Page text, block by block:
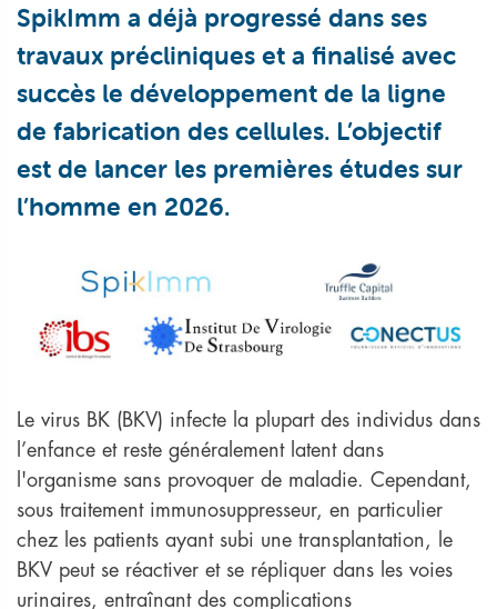
SpikImm a déjà progressé dans ses
travaux précliniques et a finalisé avec
succès le développement de la ligne
de fabrication des cellules. L’objectif
est de lancer les premières études sur
l’homme en 2026.
Le virus BK (BKV) infecte la plupart des individus dans
l’enfance et reste généralement latent dans
l'organisme sans provoquer de maladie. Cependant,
sous traitement immunosuppresseur, en particulier
chez les patients ayant subi une transplantation, le
BKV peut se réactiver et se répliquer dans les voies
urinaires, entraînant des complications